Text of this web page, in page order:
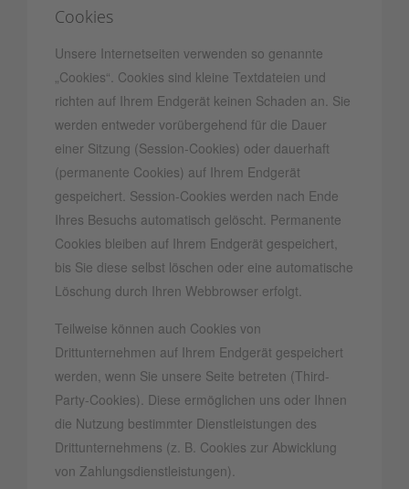
Cookies
Unsere Internetseiten verwenden so genannte
„Cookies“. Cookies sind kleine Textdateien und
richten auf Ihrem Endgerät keinen Schaden an. Sie
werden entweder vorübergehend für die Dauer
einer Sitzung (Session-Cookies) oder dauerhaft
(permanente Cookies) auf Ihrem Endgerät
gespeichert. Session-Cookies werden nach Ende
Ihres Besuchs automatisch gelöscht. Permanente
Cookies bleiben auf Ihrem Endgerät gespeichert,
bis Sie diese selbst löschen oder eine automatische
Löschung durch Ihren Webbrowser erfolgt.
Teilweise können auch Cookies von
Drittunternehmen auf Ihrem Endgerät gespeichert
werden, wenn Sie unsere Seite betreten (Third-
Party-Cookies). Diese ermöglichen uns oder Ihnen
die Nutzung bestimmter Dienstleistungen des
Drittunternehmens (z. B. Cookies zur Abwicklung
von Zahlungsdienstleistungen).